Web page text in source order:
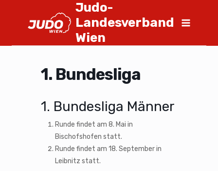
Judo-
Landesverband
Wien
1. Bundesliga
1. Bundesliga Männer
Runde findet am 8. Mai in
Bischofshofen statt.
Runde findet am 18. September in
Leibnitz statt.